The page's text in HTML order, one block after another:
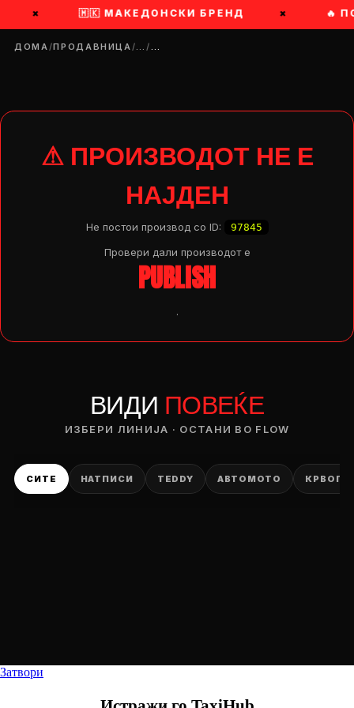
× 🇲🇰 МАКЕДОНСКИ БРЕНД × 🔥
ДОМА/ПРОДАВНИЦА/…/…
⚠ ПРОИЗВОДОТ НЕ Е
НАЈДЕН
Не постои производ со ID: 97845
Провери дали производот e
PUBLISH
.
ВИДИ ПОВЕЌЕ
ИЗБЕРИ ЛИНИЈА · ОСТАНИ ВО FLOW
СИТЕ НАТПИСИ TEDDY АВТОМОТО
PRODUCT
— ден
Затвори